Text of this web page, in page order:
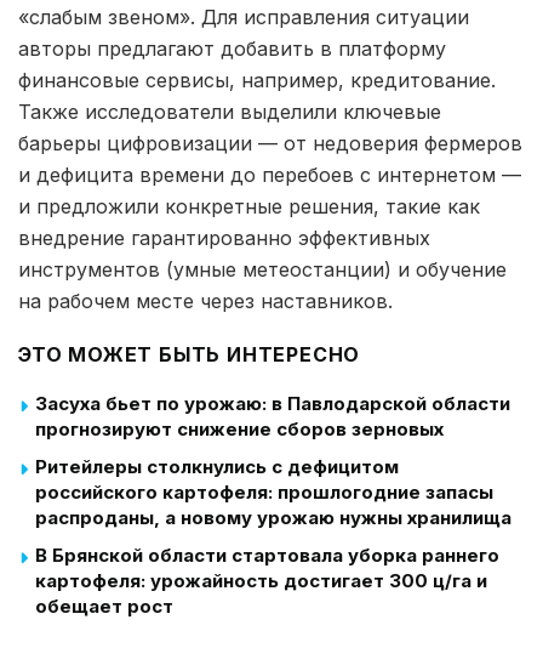
«слабым звеном». Для исправления ситуации
авторы предлагают добавить в платформу
финансовые сервисы, например, кредитование.
Также исследователи выделили ключевые
барьеры цифровизации — от недоверия фермеров
и дефицита времени до перебоев с интернетом —
и предложили конкретные решения, такие как
внедрение гарантированно эффективных
инструментов (умные метеостанции) и обучение
на рабочем месте через наставников.
ЭТО МОЖЕТ БЫТЬ ИНТЕРЕСНО
Засуха бьет по урожаю: в Павлодарской области
прогнозируют снижение сборов зерновых
Ритейлеры столкнулись с дефицитом
российского картофеля: прошлогодние запасы
распроданы, а новому урожаю нужны хранилища
В Брянской области стартовала уборка раннего
картофеля: урожайность достигает 300 ц/га и
обещает рост